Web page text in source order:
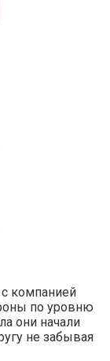
компанией
по уровню
они начали
не забывая